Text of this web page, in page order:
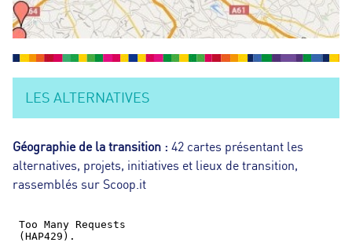
D
E
R
E
C
LES ALTERNATIVES
Géographie de la transition : 42 cartes présentant les
alternatives, projets, initiatives et lieux de transition,
rassemblés sur Scoop.it